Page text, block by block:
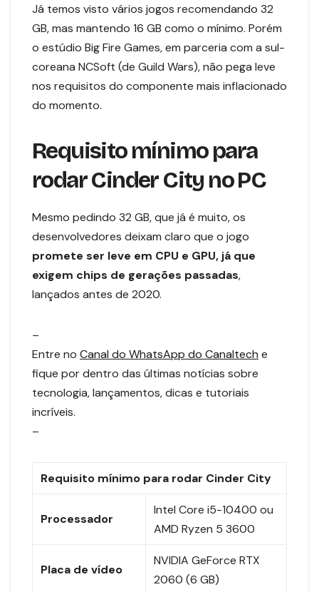
Já temos visto vários jogos recomendando 32
GB, mas mantendo 16 GB como o mínimo. Porém
o estúdio Big Fire Games, em parceria com a sul-
coreana NCSoft (de Guild Wars), não pega leve
nos requisitos do componente mais inflacionado
do momento.
Requisito mínimo para
rodar Cinder City no PC
Mesmo pedindo 32 GB, que já é muito, os
desenvolvedores deixam claro que o jogo
promete ser leve em CPU e GPU, já que
exigem chips de gerações passadas,
lançados antes de 2020.
–
Entre no Canal do WhatsApp do Canaltech e
fique por dentro das últimas notícias sobre
tecnologia, lançamentos, dicas e tutoriais
incríveis.
–
Requisito mínimo para rodar Cinder City
Processador
Intel Core i5-10400 ou
AMD Ryzen 5 3600
Placa de vídeo
NVIDIA GeForce RTX
2060 (6 GB)